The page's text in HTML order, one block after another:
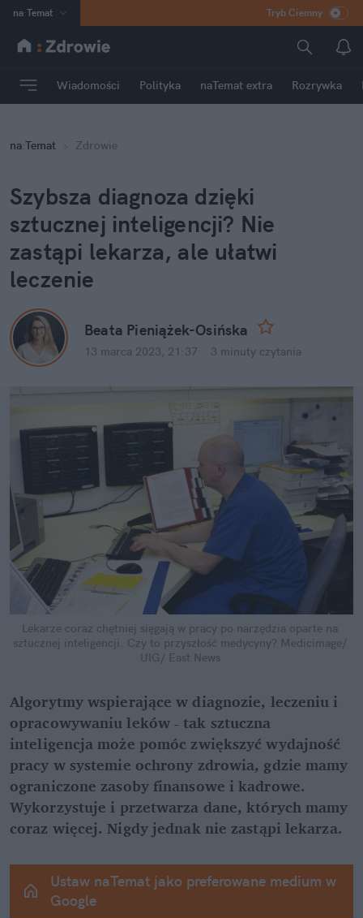
na:Temat
INN Poland
mama
Rozrywka
Tryb Ciemny
Wiadomości Polityka naTemat extra Rozrywka
na:Temat Zdrowie
Szybsza diagnoza dzięki
sztucznej inteligencji? Nie
zastąpi lekarza, ale ułatwi
leczenie
Beata Pieniążek-Osińska
13 marca 2023, 21:37 3 minuty czytania
Lekarze coraz chętniej sięgają w pracy po narzędzia oparte na
sztucznej inteligencji. Czy to przyszłość medycyny? Medicimage/
UIG/ East News
Algorytmy wspierające w diagnozie, leczeniu i
opracowywaniu leków - tak sztuczna
inteligencja może pomóc zwiększyć wydajność
pracy w systemie ochrony zdrowia, gdzie mamy
ograniczone zasoby finansowe i kadrowe.
Wykorzystuje i przetwarza dane, których mamy
coraz więcej. Nigdy jednak nie zastąpi lekarza.
Ustaw naTemat jako preferowane medium w
Google